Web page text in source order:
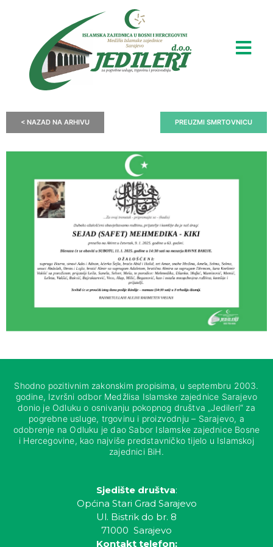
< NAZAD NA ARHIVU PREUZMI SMRTOVNICU
Shodno pozitivnim zakonskim propisima, u septembru 2003.
godine, Izvršni odbor Medžlisa Islamske zajednice Sarajevo
donio je Odluku o osnivanju pokopnog društva „Jedileri“ za
pogrebne usluge, trgovinu i proizvodnju – Sarajevo, a
odobrenje na Odluku je dao Sabor Islamske zajednice Bosne
i Hercegovine, kao najviše predstavničko tijelo u Islamskoj
zajednici BiH.
Sjedište društva:
Općina Stari Grad Sarajevo
Ul. Bistrik do br. 8
71000 Sarajevo
Kontakt telefon: